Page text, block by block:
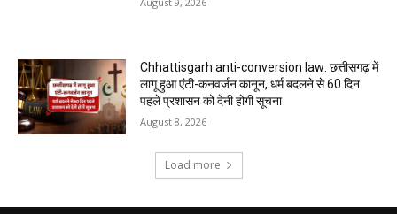
Chhattisgarh anti-conversion law: छत्तीसगढ़ में
लागू हुआ एंटी-कनवर्जन कानून, धर्म बदलने से 60 दिन
पहले प्रशासन को देनी होगी सूचना
August 8, 2026
Load more